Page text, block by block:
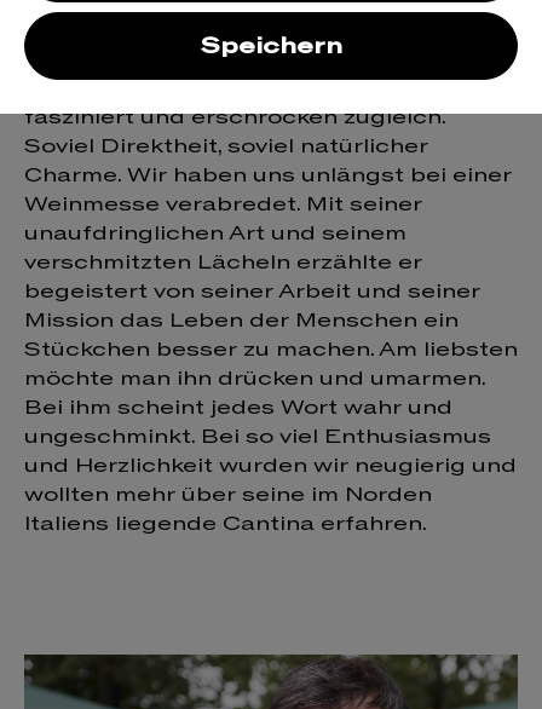
Roséfarbe und meist knochentrocken.
Wer seine unverschämt trinkigen
Lambrsucos schon probiert hat, ist
fasziniert und erschrocken zugleich.
Soviel Direktheit, soviel natürlicher
Charme. Wir haben uns unlängst bei einer
Weinmesse verabredet. Mit seiner
unaufdringlichen Art und seinem
verschmitzten Lächeln erzählte er
begeistert von seiner Arbeit und seiner
Mission das Leben der Menschen ein
Stückchen besser zu machen. Am liebsten
möchte man ihn drücken und umarmen.
Bei ihm scheint jedes Wort wahr und
ungeschminkt. Bei so viel Enthusiasmus
und Herzlichkeit wurden wir neugierig und
wollten mehr über seine im Norden
Italiens liegende Cantina erfahren.
Speichern